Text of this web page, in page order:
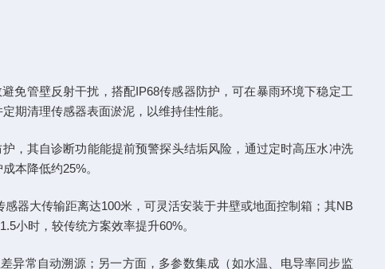
免管壁反射干扰，搭配IP68传感器防护，可在暴雨环境下稳定工
期清理传感器表面淤泥，以维持佳性能。
，其自诊断功能能提前预警探头结垢风险，通过定时高压水冲洗
本降低约25%。
器大传输距离达100米，可灵活安装于井壁或地面控制箱；其NB
小时，较传统方案效率提升60%。
异常自动溯源；另一方面，多参数集成（如水温、电导率同步监